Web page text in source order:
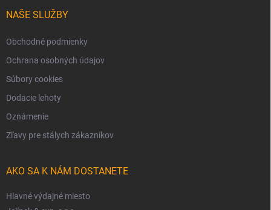
NAŠE SLUŽBY
Obchodné podmienky
Ochrana osobných údajov
Súbory cookies
Dodacie lehoty
Oznámenie
Zľavy pre stálych zákazníkov
AKO SA K NÁM DOSTANETE
Hlavné výdajné miesto